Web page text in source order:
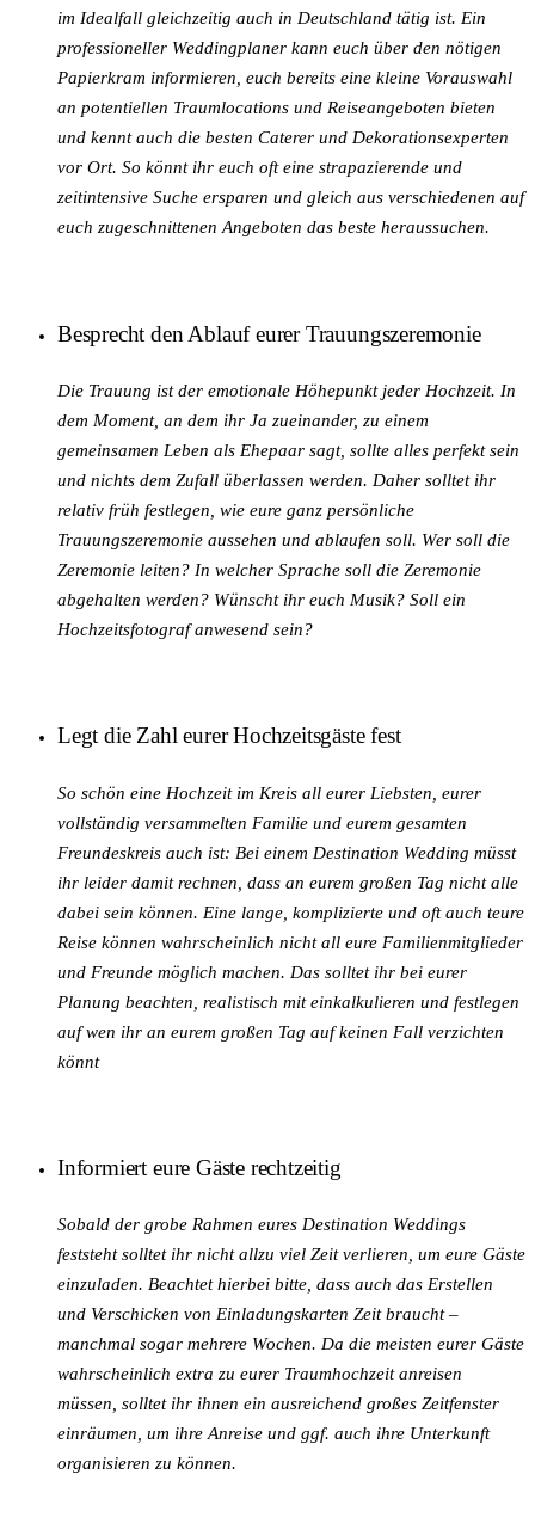
im Idealfall gleichzeitig auch in Deutschland tätig ist. Ein
professioneller Weddingplaner kann euch über den nötigen
Papierkram informieren, euch bereits eine kleine Vorauswahl
an potentiellen Traumlocations und Reiseangeboten bieten
und kennt auch die besten Caterer und Dekorationsexperten
vor Ort. So könnt ihr euch oft eine strapazierende und
zeitintensive Suche ersparen und gleich aus verschiedenen auf
euch zugeschnittenen Angeboten das beste heraussuchen.
Besprecht den Ablauf eurer Trauungszeremonie
Die Trauung ist der emotionale Höhepunkt jeder Hochzeit. In
dem Moment, an dem ihr Ja zueinander, zu einem
gemeinsamen Leben als Ehepaar sagt, sollte alles perfekt sein
und nichts dem Zufall überlassen werden. Daher solltet ihr
relativ früh festlegen, wie eure ganz persönliche
Trauungszeremonie aussehen und ablaufen soll. Wer soll die
Zeremonie leiten? In welcher Sprache soll die Zeremonie
abgehalten werden? Wünscht ihr euch Musik? Soll ein
Hochzeitsfotograf anwesend sein?
Legt die Zahl eurer Hochzeitsgäste fest
So schön eine Hochzeit im Kreis all eurer Liebsten, eurer
vollständig versammelten Familie und eurem gesamten
Freundeskreis auch ist: Bei einem Destination Wedding müsst
ihr leider damit rechnen, dass an eurem großen Tag nicht alle
dabei sein können. Eine lange, komplizierte und oft auch teure
Reise können wahrscheinlich nicht all eure Familienmitglieder
und Freunde möglich machen. Das solltet ihr bei eurer
Planung beachten, realistisch mit einkalkulieren und festlegen
auf wen ihr an eurem großen Tag auf keinen Fall verzichten
könnt
Informiert eure Gäste rechtzeitig
Sobald der grobe Rahmen eures Destination Weddings
feststeht solltet ihr nicht allzu viel Zeit verlieren, um eure Gäste
einzuladen. Beachtet hierbei bitte, dass auch das Erstellen
und Verschicken von Einladungskarten Zeit braucht –
manchmal sogar mehrere Wochen. Da die meisten eurer Gäste
wahrscheinlich extra zu eurer Traumhochzeit anreisen
müssen, solltet ihr ihnen ein ausreichend großes Zeitfenster
einräumen, um ihre Anreise und ggf. auch ihre Unterkunft
organisieren zu können.